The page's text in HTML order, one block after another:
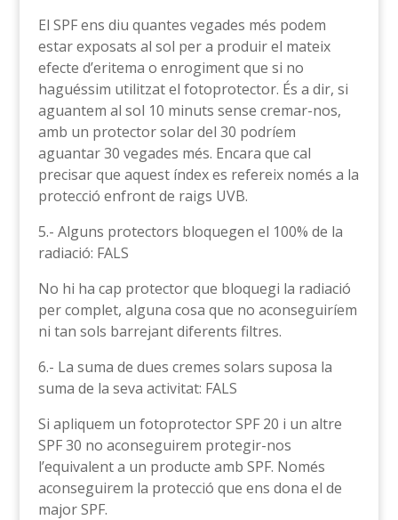
El SPF ens diu quantes vegades més podem
estar exposats al sol per a produir el mateix
efecte d’eritema o enrogiment que si no
haguéssim utilitzat el fotoprotector. És a dir, si
aguantem al sol 10 minuts sense cremar-nos,
amb un protector solar del 30 podríem
aguantar 30 vegades més. Encara que cal
precisar que aquest índex es refereix només a la
protecció enfront de raigs UVB.
5.- Alguns protectors bloquegen el 100% de la
radiació: FALS
No hi ha cap protector que bloquegi la radiació
per complet, alguna cosa que no aconseguiríem
ni tan sols barrejant diferents filtres.
6.- La suma de dues cremes solars suposa la
suma de la seva activitat: FALS
Si apliquem un fotoprotector SPF 20 i un altre
SPF 30 no aconseguirem protegir-nos
l’equivalent a un producte amb SPF. Només
aconseguirem la protecció que ens dona el de
major SPF.